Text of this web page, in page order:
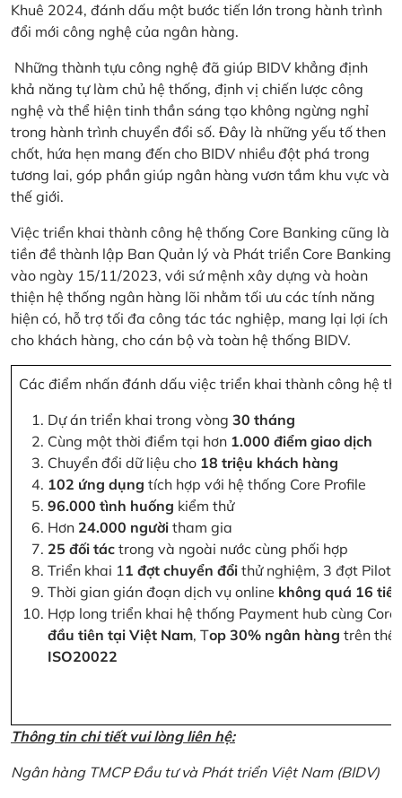
Khuê 2024, đánh dấu một bước tiến lớn trong hành trình
đổi mới công nghệ của ngân hàng.
Những thành tựu công nghệ đã giúp BIDV khẳng định
khả năng tự làm chủ hệ thống, định vị chiến lược công
nghệ và thể hiện tinh thần sáng tạo không ngừng nghỉ
trong hành trình chuyển đổi số. Đây là những yếu tố then
chốt, hứa hẹn mang đến cho BIDV nhiều đột phá trong
tương lai, góp phần giúp ngân hàng vươn tầm khu vực và
thế giới.
Việc triển khai thành công hệ thống Core Banking cũng là
tiền đề thành lập Ban Quản lý và Phát triển Core Banking
vào ngày 15/11/2023, với sứ mệnh xây dựng và hoàn
thiện hệ thống ngân hàng lõi nhằm tối ưu các tính năng
hiện có, hỗ trợ tối đa công tác tác nghiệp, mang lại lợi ích
cho khách hàng, cho cán bộ và toàn hệ thống BIDV.
Các điểm nhấn đánh dấu việc triển khai thành công hệ
Dự án triển khai trong vòng 30 tháng
Cùng một thời điểm tại hơn 1.000 điểm giao dịch
Chuyển đổi dữ liệu cho 18 triệu khách hàng
102 ứng dụng tích hợp với hệ thống Core Profile
96.000 tình huống kiểm thử
Hơn 24.000 người tham gia
25 đối tác trong và ngoài nước cùng phối hợp
Triển khai 11 đợt chuyển đổi thử nghiệm, 3 đợt Pilot
Thời gian gián đoạn dịch vụ online không quá 16
Hợp long triển khai hệ thống Payment hub cùng
đầu tiên tại Việt Nam, Top 30% ngân hàng trên thế
ISO20022
Thông tin chi tiết vui lòng liên hệ:
Ngân hàng TMCP Đầu tư và Phát triển Việt Nam (BIDV)